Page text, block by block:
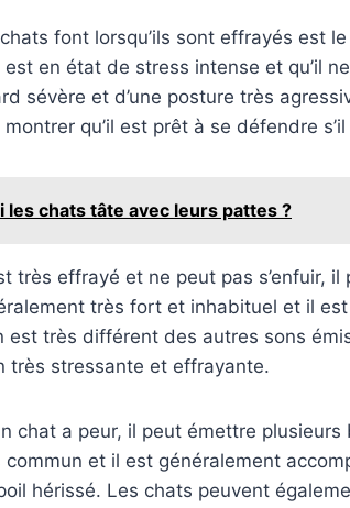
font lorsqu’ils sont effrayés est
en état de stress intense et qu’il
sévère et d’une posture très
qu’il est prêt à se défendre
les chats tâte avec leurs pattes ?
très effrayé et ne peut pas s’enfuir,
très fort et inhabituel et il
est très différent des autres sons
très stressante et effrayante.
chat a peur, il peut émettre
et il est généralement
hérissé. Les chats peuvent